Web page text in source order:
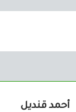
أحمد قنديل